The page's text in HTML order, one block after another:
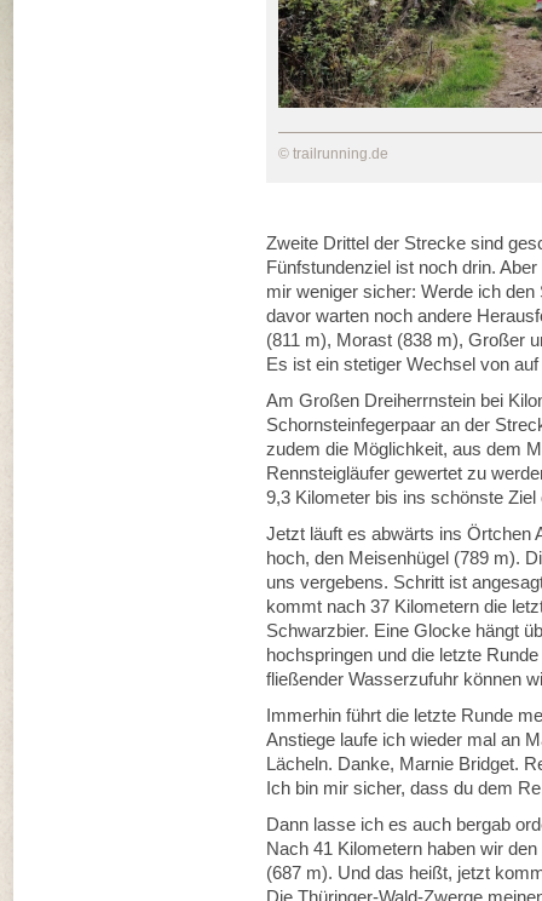
© trailrunning.de
Zweite Drittel der Strecke sind
Fünfstundenziel ist noch drin.
mir weniger sicher: Werde ich
davor warten noch andere
(811 m), Morast (838 m), Großer
Es ist ein stetiger Wechsel von
Am Großen Dreiherrnstein bei
Schornsteinfegerpaar an der
zudem die Möglichkeit, aus dem
Rennsteigläufer gewertet zu
9,3 Kilometer bis ins schönste
Jetzt läuft es abwärts ins Örtchen
hoch, den Meisenhügel (789 m).
uns vergebens. Schritt ist
kommt nach 37 Kilometern die
Schwarzbier. Eine Glocke hängt
hochspringen und die letzte
fließender Wasserzufuhr können
Immerhin führt die letzte Runde
Anstiege laufe ich wieder mal an
Lächeln. Danke, Marnie Bridget.
Ich bin mir sicher, dass du dem
Dann lasse ich es auch bergab
Nach 41 Kilometern haben wir
(687 m). Und das heißt, jetzt
Die Thüringer-Wald-Zwerge